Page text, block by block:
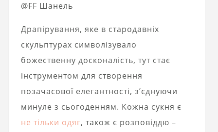
@FF Шанель
Драпірування, яке в стародавніх
скульптурах символізувало
божественну досконалість, тут стає
інструментом для створення
позачасової елегантності, з’єднуючи
минуле з сьогоденням. Кожна сукня є
не тільки одяг, також є розповіддю –